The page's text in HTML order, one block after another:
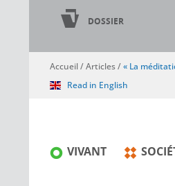
DOSSIER
Vous êtes ici
Accueil/Articles/« La
Read in English
VIVANT